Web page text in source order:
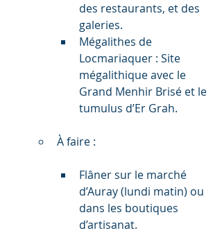
des restaurants, et des
galeries.
Mégalithes de
Locmariaquer : Site
mégalithique avec le
Grand Menhir Brisé et le
tumulus d’Er Grah.
À faire :
Flâner sur le marché
d’Auray (lundi matin) ou
dans les boutiques
d’artisanat.